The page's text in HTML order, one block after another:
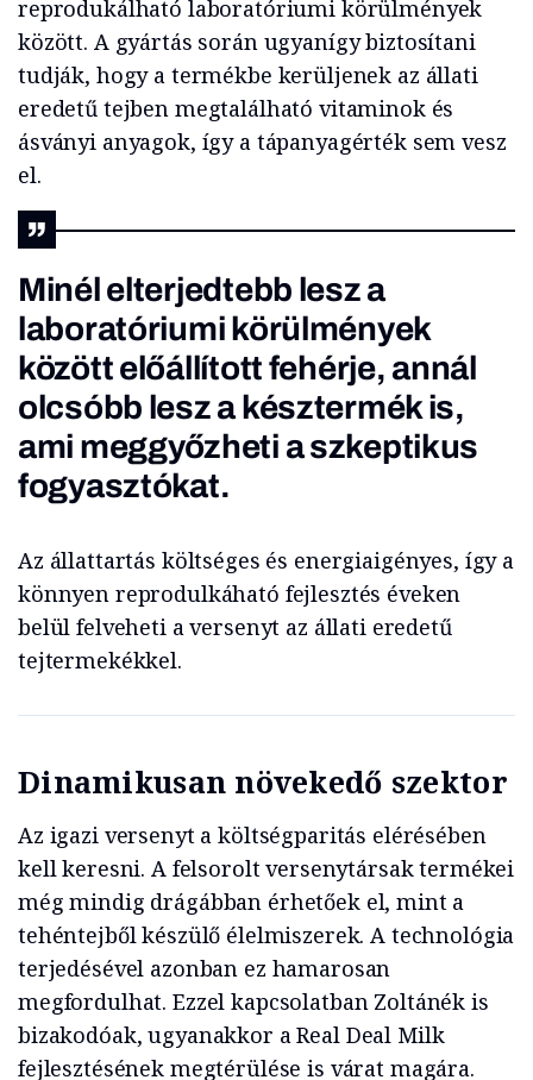
reprodukálható laboratóriumi körülmények
között. A gyártás során ugyanígy biztosítani
tudják, hogy a termékbe kerüljenek az állati
eredetű tejben megtalálható vitaminok és
ásványi anyagok, így a tápanyagérték sem vesz
el.
Minél elterjedtebb lesz a
laboratóriumi körülmények
között előállított fehérje, annál
olcsóbb lesz a késztermék is,
ami meggyőzheti a szkeptikus
fogyasztókat.
Az állattartás költséges és energiaigényes, így a
könnyen reprodulkáható fejlesztés éveken
belül felveheti a versenyt az állati eredetű
tejtermekékkel.
Dinamikusan növekedő szektor
Az igazi versenyt a költségparitás elérésében
kell keresni. A felsorolt versenytársak termékei
még mindig drágábban érhetőek el, mint a
tehéntejből készülő élelmiszerek. A technológia
terjedésével azonban ez hamarosan
megfordulhat. Ezzel kapcsolatban Zoltánék is
bizakodóak, ugyanakkor a Real Deal Milk
fejlesztésének megtérülése is várat magára.